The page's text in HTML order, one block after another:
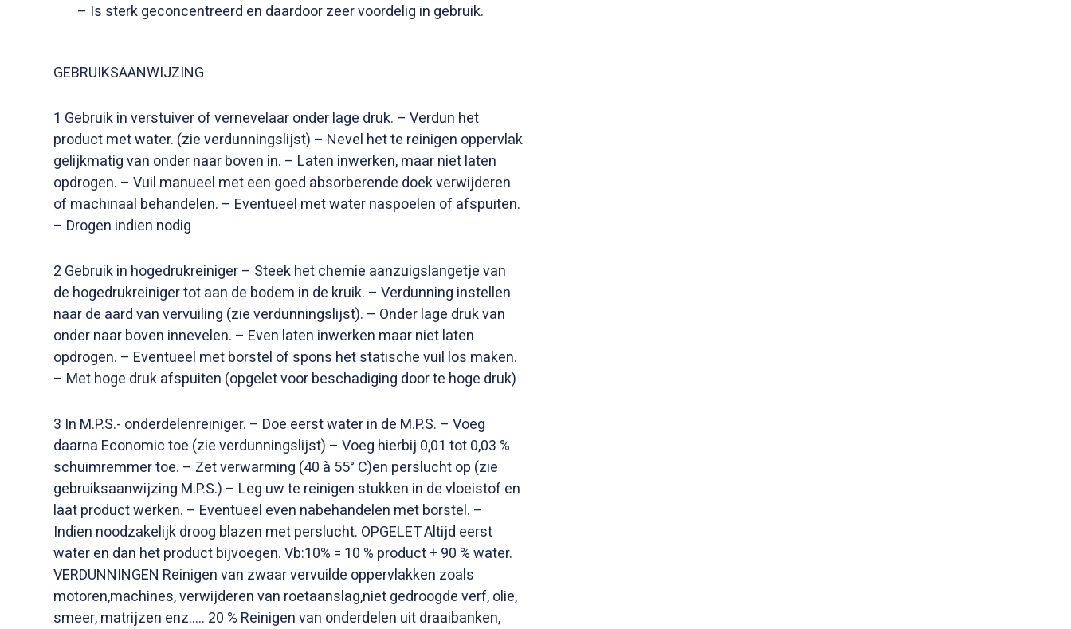
– Is sterk geconcentreerd en daardoor zeer voordelig in gebruik.
GEBRUIKSAANWIJZING
1 Gebruik in verstuiver of vernevelaar onder lage druk. – Verdun het
product met water. (zie verdunningslijst) – Nevel het te reinigen oppervlak
gelijkmatig van onder naar boven in. – Laten inwerken, maar niet laten
opdrogen. – Vuil manueel met een goed absorberende doek verwijderen
of machinaal behandelen. – Eventueel met water naspoelen of afspuiten.
– Drogen indien nodig
2 Gebruik in hogedrukreiniger – Steek het chemie aanzuigslangetje van
de hogedrukreiniger tot aan de bodem in de kruik. – Verdunning instellen
naar de aard van vervuiling (zie verdunningslijst). – Onder lage druk van
onder naar boven innevelen. – Even laten inwerken maar niet laten
opdrogen. – Eventueel met borstel of spons het statische vuil los maken.
– Met hoge druk afspuiten (opgelet voor beschadiging door te hoge druk)
3 In M.P.S.- onderdelenreiniger. – Doe eerst water in de M.P.S. – Voeg
daarna Economic toe (zie verdunningslijst) – Voeg hierbij 0,01 tot 0,03 %
schuimremmer toe. – Zet verwarming (40 à 55° C)en perslucht op (zie
gebruiksaanwijzing M.P.S.) – Leg uw te reinigen stukken in de vloeistof en
laat product werken. – Eventueel even nabehandelen met borstel. –
Indien noodzakelijk droog blazen met perslucht. OPGELET Altijd eerst
water en dan het product bijvoegen. Vb:10% = 10 % product + 90 % water.
VERDUNNINGEN Reinigen van zwaar vervuilde oppervlakken zoals
motoren,machines, verwijderen van roetaanslag,niet gedroogde verf, olie,
smeer, matrijzen enz….. 20 % Reinigen van onderdelen uit draaibanken,